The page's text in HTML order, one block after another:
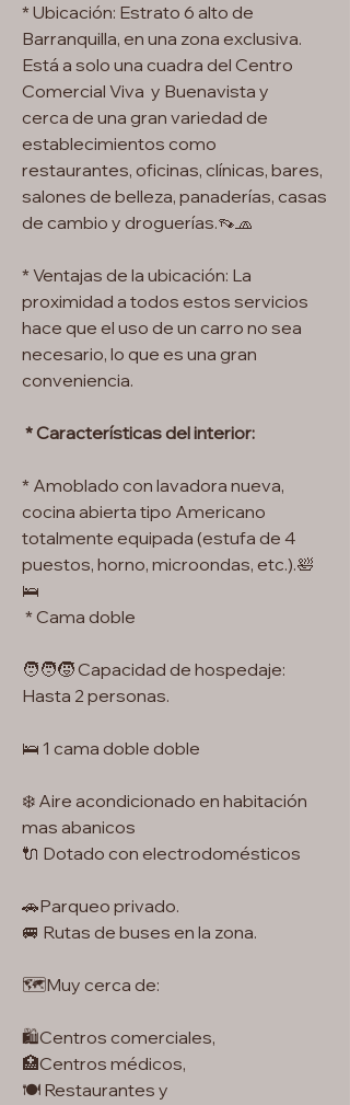
* Ubicación: Estrato 6 alto de
Barranquilla, en una zona exclusiva.
Está a solo una cuadra del Centro
Comercial Viva y Buenavista y
cerca de una gran variedad de
establecimientos como
restaurantes, oficinas, clínicas, bares,
salones de belleza, panaderías, casas
de cambio y droguerías.👡🧢
* Ventajas de la ubicación: La
proximidad a todos estos servicios
hace que el uso de un carro no sea
necesario, lo que es una gran
conveniencia.
* Características del interior:
* Amoblado con lavadora nueva,
cocina abierta tipo Americano
totalmente equipada (estufa de 4
puestos, horno, microondas, etc.).🛀
🛌
* Cama doble
🧑‍🧑‍🧒 Capacidad de hospedaje:
Hasta 2 personas.
🛌 1 cama doble doble
❄️ Aire acondicionado en habitación
mas abanicos
🔌 Dotado con electrodomésticos
🚗Parqueo privado.
🚐 Rutas de buses en la zona.
🗺️Muy cerca de:
🛍️Centros comerciales,
🏥Centros médicos,
🍽️ Restaurantes y